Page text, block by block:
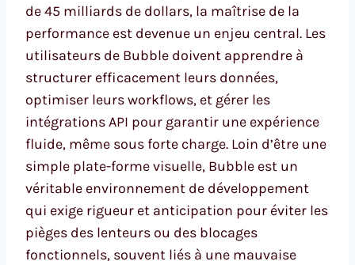
de 45 milliards de dollars, la maîtrise de la
performance est devenue un enjeu central. Les
utilisateurs de Bubble doivent apprendre à
structurer efficacement leurs données,
optimiser leurs workflows, et gérer les
intégrations API pour garantir une expérience
fluide, même sous forte charge. Loin d’être une
simple plate-forme visuelle, Bubble est un
véritable environnement de développement
qui exige rigueur et anticipation pour éviter les
pièges des lenteurs ou des blocages
fonctionnels, souvent liés à une mauvaise